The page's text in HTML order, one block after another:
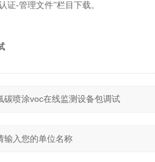
证-管理文件”栏目下载。